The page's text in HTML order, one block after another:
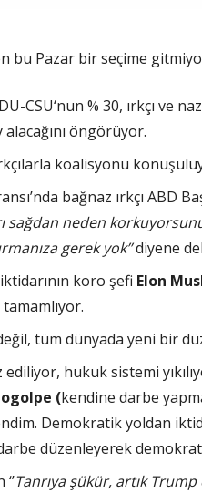
bu Pazar bir seçime
CSU‘nun % 30, ırkçı ve
alacağını öngörüyor.
koalisyonu
bağnaz ırkçı ABD
sağdan neden
gerek yok’’diyene
koro şefi Elon
tüm dünyada yeni bir
hukuk sistemi
(kendine darbe
Demokratik yoldan
düzenleyerek
Tanrıya şükür, artık Trump